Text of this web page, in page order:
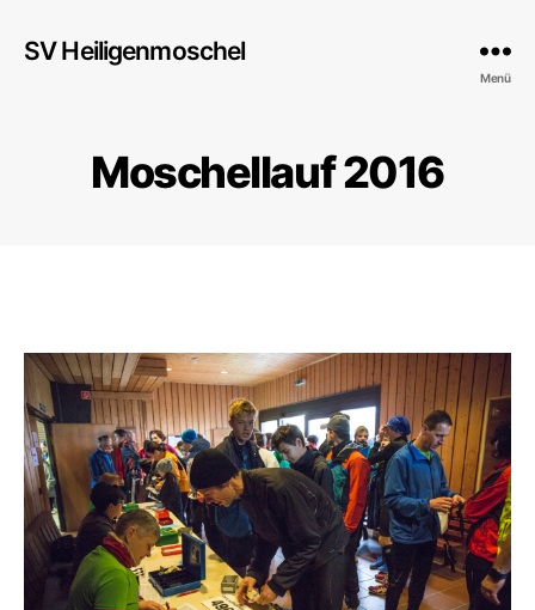
SV Heiligenmoschel
Menü
Moschellauf 2016